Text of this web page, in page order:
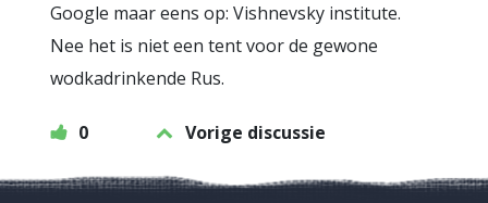
Google maar eens op: Vishnevsky institute.
Nee het is niet een tent voor de gewone
wodkadrinkende Rus.
0 Vorige discussie